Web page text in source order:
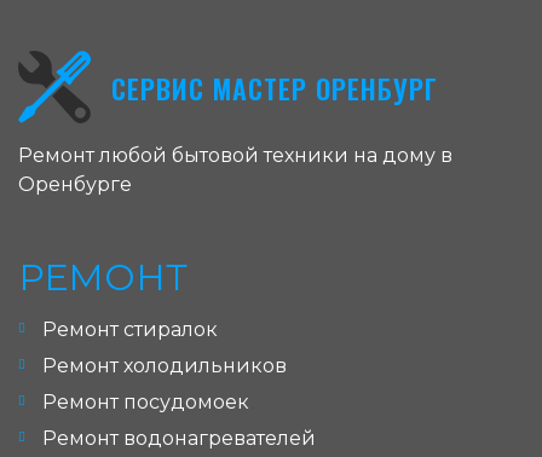
СЕРВИС МАСТЕР ОРЕНБУРГ
Ремонт любой бытовой техники на дому в
Оренбурге
РЕМОНТ
Ремонт стиралок
Ремонт холодильников
Ремонт посудомоек
Ремонт водонагревателей